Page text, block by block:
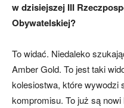
w dzisiejszej III
Obywatelskiej?
To widać. Niedaleko
Amber Gold. To jest taki
kolesiostwa, które wywodzi
kompromisu. To już są